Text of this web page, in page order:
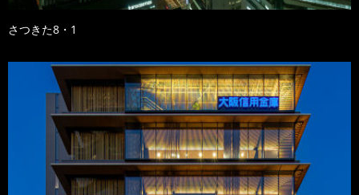
さつきた8・1